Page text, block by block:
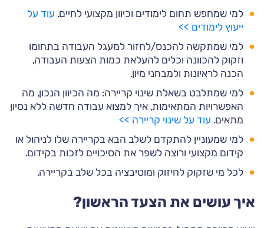
למי שמחפש תחום לימודים וכיוון מקצועי לחיים. עוד על
ייעוץ לימודים >>
למי שמתקשה להכנס/לחזור למעגל העבודה בתחומו
וזקוק להכוונה וכלים להעלאת כמות הצעות העבודה,
הכנה לראיונות ולמבחני מיון.
למי שמתלבט בשאלת שינוי קריירה: מה הכיוון הנכון, מה
האפשרויות המתאימות, איך למצוא עבודה חדשה ללא נסיון
מתאים. עוד על שינוי קריירה >>
למי שמעוניין להתקדם לשלב הבא בקריירה שלו לניהול או
קידום מקצועי ורוצה לשפר את הסיכויים לזכות בקידום.
לכל מי שזקוק לחיזוק ומוטיבציה בכל שלב בקריירה.
איך עושים את הצעד הראשון?